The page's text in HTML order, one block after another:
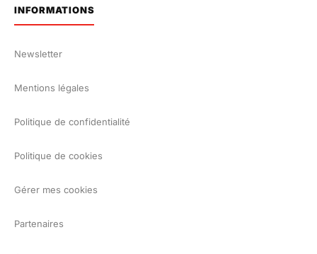
INFORMATIONS
Newsletter
Mentions légales
Politique de confidentialité
Politique de cookies
Gérer mes cookies
Partenaires